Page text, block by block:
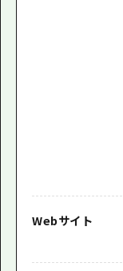
Webサイト